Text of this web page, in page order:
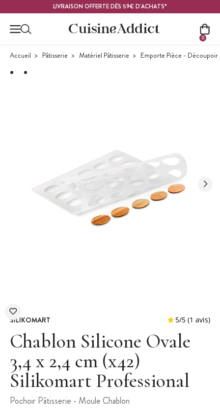
LIVRAISON OFFERTE DÈS 59€ D'ACHATS*
0
Accueil Pâtisserie Matériel Pâtisserie Emporte Pièce - Découpoir
SILIKOMART
Chablon Silicone Ovale
3,4 x 2,4 cm (x42)
Silikomart Professional
Pochoir Pâtisserie - Moule Chablon